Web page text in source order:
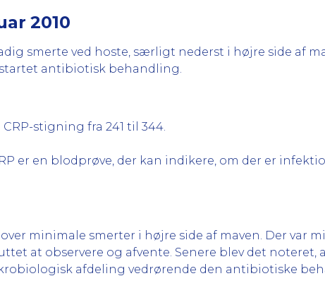
2010
smerte ved hoste, særligt nederst i højre side af
antibiotisk behandling.
CRP-stigning fra 241 til 344.
er en blodprøve, der kan indikere, om der er
over minimale smerter i højre side af maven. Der var
at observere og afvente. Senere blev det noteret,
afdeling vedrørende den antibiotiske